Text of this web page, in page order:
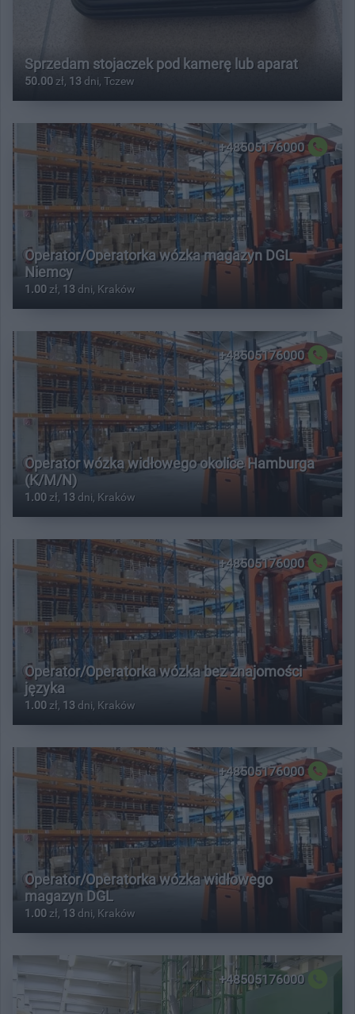
Sprzedam stojaczek pod kamerę lub aparat
50.00 zł, 13 dni, Tczew
+48505176000
Operator/Operatorka wózka magazyn DGL
Niemcy
1.00 zł, 13 dni, Kraków
+48505176000
Operator wózka widłowego okolice Hamburga
(K/M/N)
1.00 zł, 13 dni, Kraków
+48505176000
Operator/Operatorka wózka bez znajomości
języka
1.00 zł, 13 dni, Kraków
+48505176000
Operator/Operatorka wózka widłowego
magazyn DGL
1.00 zł, 13 dni, Kraków
+48505176000